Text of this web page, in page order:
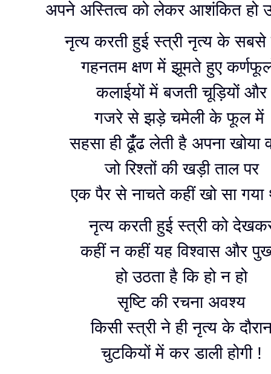
अपने अस्तित्व को लेकर आशंकित हो
नृत्य करती हुई स्त्री नृत्य के सबसे
गहनतम क्षण में झूमते हुए
कलाईयों में बजती चूड़ियों और
गजरे से झड़े चमेली के फूल में
सहसा ही ढूंँढ लेती है अपना खोया
जो रिश्तों की खड़ी ताल पर
एक पैर से नाचते कहीं खो सा गया
नृत्य करती हुई स्त्री को
कहीं न कहीं यह विश्वास और
हो उठता है कि हो न हो
सृष्टि की रचना अवश्य
किसी स्त्री ने ही नृत्य के
चुटकियों में कर डाली होगी !